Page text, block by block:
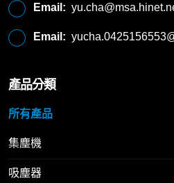
Email:
Email:
產品分類
所有產品
集塵機
吸塵器